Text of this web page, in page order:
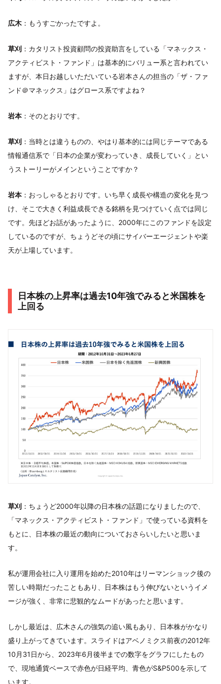
広木 ：もうすごかったですよ。
草刈 ：カタリスト投資顧問の投資助言をしている「マネックス・
アクティビスト・ファンド」は基本的にバリュー系と言われてい
ますが、本日お越しいただいている岩本さんの担当の「ザ・ファ
ンド＠マネックス」はグロース系ですよね？
岩本 ：そのとおりです。
草刈 ：当時とは違うものの、やはり基本的には同じテーマである
情報通信系で「日本の企業が変わっていき、成長していく」とい
うストーリーがメインということですか？
岩本 ：おっしゃるとおりです。いち早く成長や構造の変化を見つ
け、そこで大きく利益成長できる銘柄を見つけていく点では同じ
です。先ほどお話があったように、2000年にこのファンドを設定
しているのですが、ちょうどその頃にサイバーエージェントや楽
天が上場しています。
日本株の上昇率は過去10年強でみると米国株を
上回る
草刈 ：ちょうど2000年以降の日本株の話題になりましたので、
「マネックス・アクティビスト・ファンド」で使っている資料を
もとに、日本株の最近の動向についておさらいしたいと思いま
す。
私が運用会社に入り運用を始めた2010年はリーマンショック後の
苦しい時期だったこともあり、日本株はもう伸びないというイメ
ージが強く、非常に悲観的なムードがあったと思います。
しかし最近は、広木さんの強気の追い風もあり、日本株がかなり
盛り上がってきています。スライドはアベノミクス前夜の2012年
10月31日から、2023年6月後半までの数字をグラフにしたもの
で、現地通貨ベースで赤色が日経平均、青色がS&P500を示して
います。